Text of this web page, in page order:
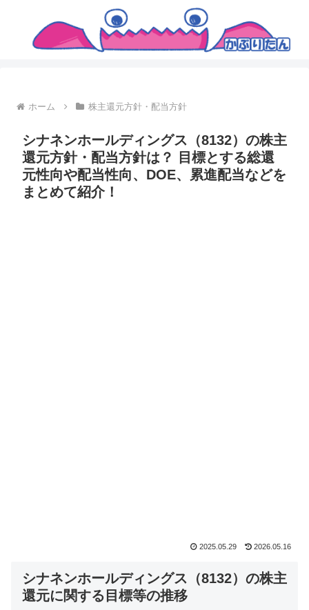
ホーム 株主還元方針・配当方針
シナネンホールディングス（8132）の株主
還元方針・配当方針は？ 目標とする総還
元性向や配当性向、DOE、累進配当などを
まとめて紹介！
2025.05.29 2026.05.16
シナネンホールディングス（8132）の株主
還元に関する目標等の推移